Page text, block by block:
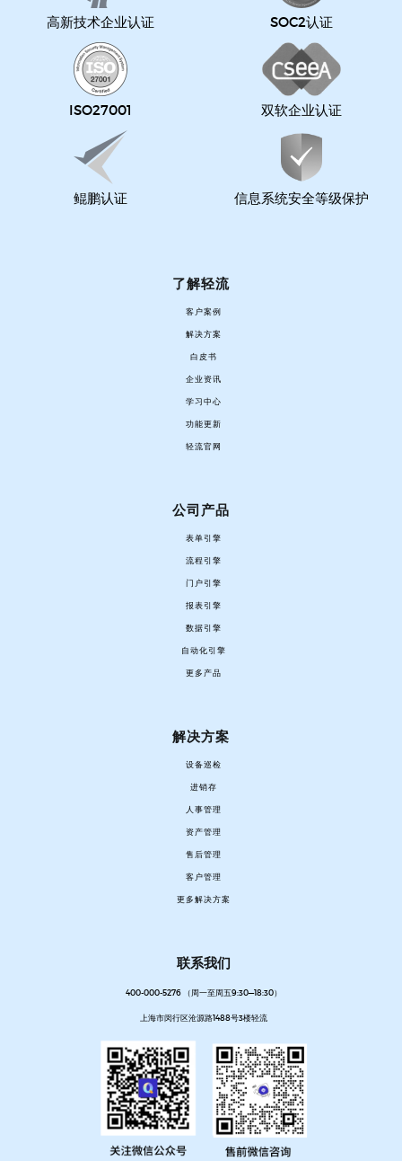
高新技术企业认证 SOC2认证
ISO27001 双软企业认证
鲲鹏认证 信息系统安全等级保护
了解轻流
客户案例
解决方案
白皮书
企业资讯
学习中心
功能更新
轻流官网
公司产品
表单引擎
流程引擎
门户引擎
报表引擎
数据引擎
自动化引擎
更多产品
解决方案
设备巡检
进销存
人事管理
资产管理
售后管理
客户管理
更多解决方案
联系我们
400-000-5276 （周一至周五9:30—18:30）
上海市闵行区沧源路1488号3楼轻流